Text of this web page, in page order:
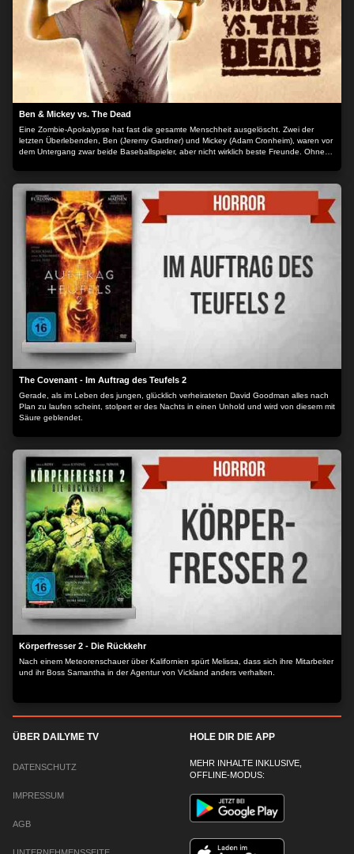
Ben & Mickey vs. The Dead
Eine Zombie-Apokalypse hat fast die gesamte Menschheit ausgelöscht. Zwei der
letzten Überlebenden, Ben (Jeremy Gardner) und Mickey (Adam Cronheim), waren vor
dem Untergang zwar beide Baseballspieler, aber nicht wirklich beste Freunde. Ohne
verlassenes Land, erwehren sich überraschender Zombie-Attacken und hadern mit
den Eigenarten des jeweils anderen. Während Ben sich mit dem rauhen Alltag
abfindet, hat sich der fast permanent mit Kopfhörern ausgestattete Mickey eine
hoffnungslos romantische Ader bewahrt. Verzweifelt sucht er nach Überbleibseln der
vergangenen Tage und Kontakt zu Überlebenden. Als ihm dieser gelingt und die
beiden Buddys auf eine kleine Gruppe Menschen treffen, geraten die Dinge außer
Kontrolle…! Der Inhalt wird bereitgestellt von: PLAION PICTURES GmbH, Lochhamer
Str. 9, 82152 Planegg/München
The Covenant - Im Auftrag des Teufels 2
Gerade, als im Leben des jungen, glücklich verheirateten David Goodman alles nach
Plan zu laufen scheint, stolpert er des Nachts in einen Unhold und wird von diesem mit
Säure geblendet.
Körperfresser 2 - Die Rückkehr
Nach einem Meteorenschauer über Kalifornien spürt Melissa, dass sich ihre Mitarbeiter
und ihr Boss Samantha in der Agentur von Vickland anders verhalten.
ÜBER DAILYME TV
DATENSCHUTZ
IMPRESSUM
AGB
HOLE DIR DIE APP
MEHR INHALTE INKLUSIVE,
OFFLINE-MODUS: